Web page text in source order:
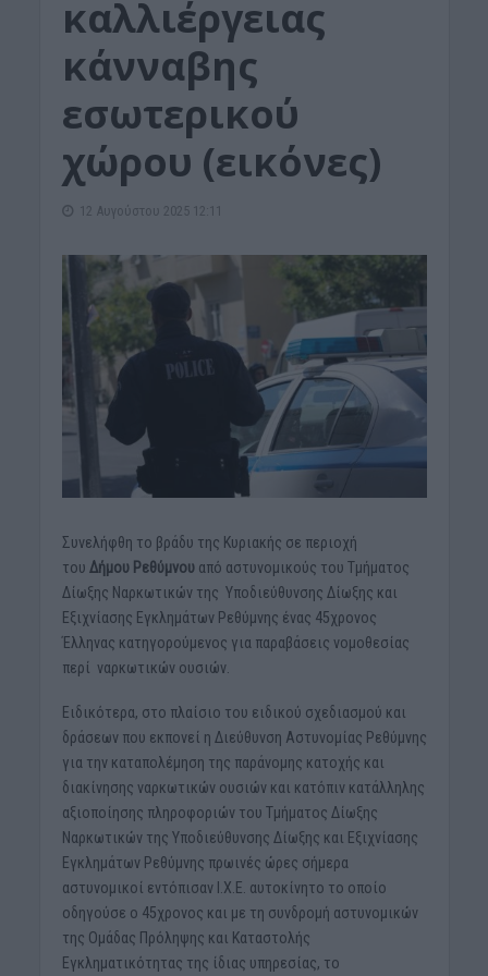
καλλιέργειας
κάνναβης
εσωτερικού
χώρου (εικόνες)
12 Αυγούστου 2025 12:11
Συνελήφθη το βράδυ της Κυριακής σε περιοχή
του Δήμου Ρεθύμνουαπό αστυνομικούς του Τμήματος
Δίωξης Ναρκωτικών της Υποδιεύθυνσης Δίωξης και
Εξιχνίασης Εγκλημάτων Ρεθύμνης ένας 45χρονος
Έλληνας κατηγορούμενος για παραβάσεις νομοθεσίας
περί ναρκωτικών ουσιών.
Ειδικότερα, στο πλαίσιο του ειδικού σχεδιασμού και
δράσεων που εκπονεί η Διεύθυνση Αστυνομίας Ρεθύμνης
για την καταπολέμηση της παράνομης κατοχής και
διακίνησης ναρκωτικών ουσιών και κατόπιν κατάλληλης
αξιοποίησης πληροφοριών του Τμήματος Δίωξης
Ναρκωτικών της Υποδιεύθυνσης Δίωξης και Εξιχνίασης
Εγκλημάτων Ρεθύμνης πρωινές ώρες σήμερα
αστυνομικοί εντόπισαν Ι.Χ.Ε. αυτοκίνητο το οποίο
οδηγούσε ο 45χρονος και με τη συνδρομή αστυνομικών
της Ομάδας Πρόληψης και Καταστολής
Εγκληματικότητας της ίδιας υπηρεσίας, το